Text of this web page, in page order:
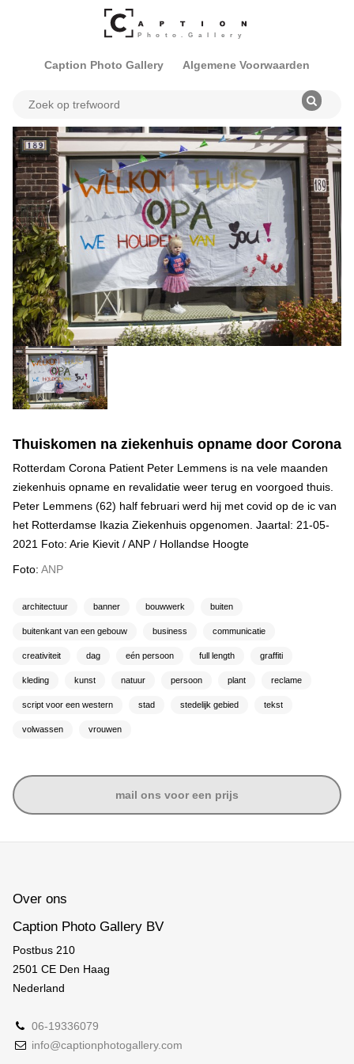
Caption Photo Gallery Algemene Voorwaarden
Thuiskomen na ziekenhuis opname door Corona
Rotterdam Corona Patient Peter Lemmens is na vele maanden
ziekenhuis opname en revalidatie weer terug en voorgoed thuis.
Peter Lemmens (62) half februari werd hij met covid op de ic van
het Rotterdamse Ikazia Ziekenhuis opgenomen. Jaartal: 21-05-
2021 Foto: Arie Kievit / ANP / Hollandse Hoogte
Foto: ANP
architectuur banner bouwwerk buiten
buitenkant van een gebouw business communicatie
creativiteit dag eén persoon full length graffiti
kleding kunst natuur persoon plant reclame
script voor een western stad stedelijk gebied tekst
volwassen vrouwen
mail ons voor een prijs
Over ons
Caption Photo Gallery BV
Postbus 210
2501 CE Den Haag
Nederland
06-19336079
info@captionphotogallery.com